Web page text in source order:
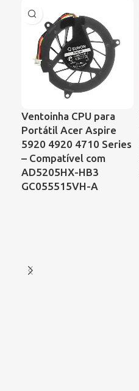
Ventoinha CPU para
Portátil Acer Aspire
5920 4920 4710 Series
– Compatível com
AD5205HX-HB3
GC055515VH-A